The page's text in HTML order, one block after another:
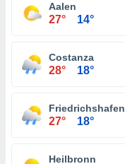
Aalen
27° 14°
Costanza
28° 18°
Friedrichshafen
27° 18°
Heilbronn